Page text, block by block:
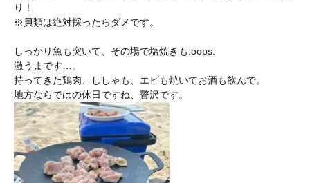
り！
※貝類は絶対採ったらダメです。
しっかり魚も突いて、その場で塩焼きも:oops:
激うまです…。
持ってきた鶏肉、ししゃも、エビも焼いてお酒も飲んで。
地方ならではの休日ですね、贅沢です。